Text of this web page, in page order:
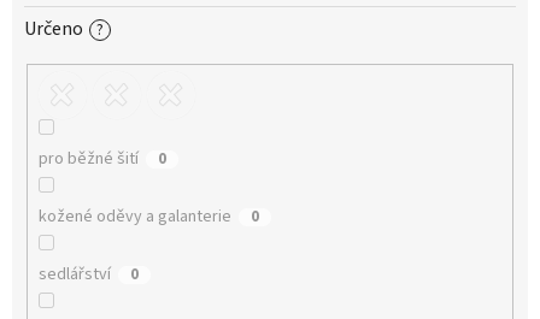
Určeno ?
pro běžné šití 0
kožené oděvy a galanterie 0
sedlářství 0